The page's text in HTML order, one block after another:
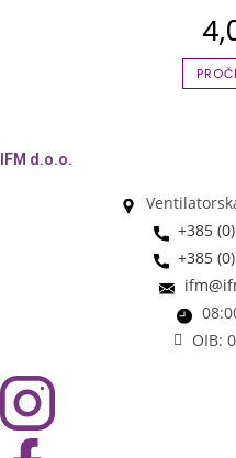
IFM d.o.o.
+385
+385
OIB: